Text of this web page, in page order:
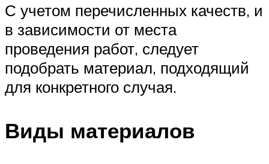
С учетом перечисленных качеств, и
в зависимости от места
проведения работ, следует
подобрать материал, подходящий
для конкретного случая.
Виды материалов